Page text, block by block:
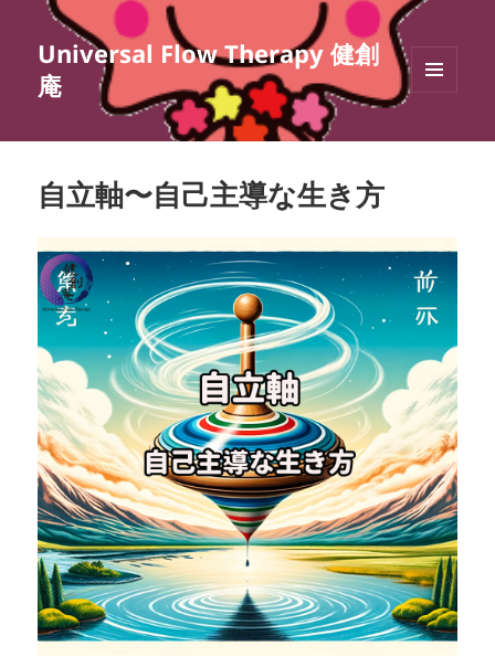
Universal Flow Therapy 健創
庵
ィジェ
自立軸〜自己主導な生き方